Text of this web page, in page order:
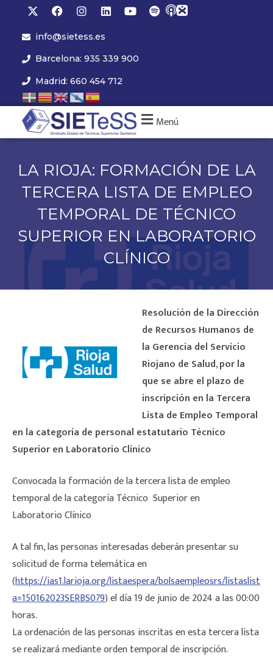
info@sietess.es
Barcelona: 935 339 900
Madrid: 660 454 712
Menú
LA RIOJA: FORMACIÓN DE LA
TERCERA LISTA DE EMPLEO
TEMPORAL DE TÉCNICO
SUPERIOR EN LABORATORIO
CLÍNICO
Resolución de la Dirección
de Recursos Humanos de
la Gerencia del Servicio
Riojano de Salud, por la
que se abre el plazo de
inscripción en la Tercera
Lista de Empleo Temporal
en la categoría de personal estatutario Técnico
Superior en Laboratorio Clínico
Convocada la formación de la tercera lista de empleo
temporal de la categoría Técnico Superior en
Laboratorio Clínico
A tal fin, las personas interesadas deberán presentar su
solicitud de forma telemática en
(https://ias1.larioja.org/listaespera/bolsaempleosrs/listaslist
a=150162023SERBS079) el día 19 de junio de 2024 a las 00:00
horas.
La ordenación de las personas inscritas en esta tercera lista
se realizará mediante orden temporal de inscripción.